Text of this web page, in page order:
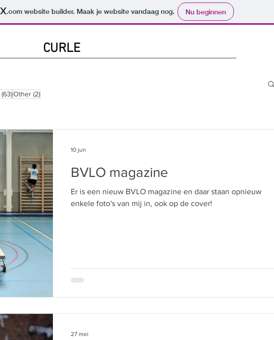
.com website builder. Maak je website vandaag nog. Nu beginnen
BVLO magazine
Er is een nieuw BVLO magazine en daar staan opnieuw
enkele foto's van mij in, ook op de cover!
10 jun
27 mei
(63)63 posts
Other (2)2 posts
CURLE